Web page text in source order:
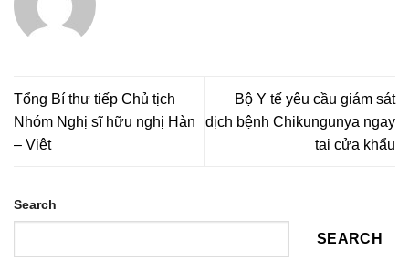
Tổng Bí thư tiếp Chủ tịch
Nhóm Nghị sĩ hữu nghị Hàn
– Việt
Bộ Y tế yêu cầu giám sát
dịch bệnh Chikungunya ngay
tại cửa khẩu
Search
SEARCH